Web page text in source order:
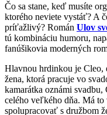
Čo sa stane, keď musíte
ktorého neviete vystáť? A
príťažlivý? Román Ulov
tú kombináciu humoru,
fanúšikovia moderných
Hlavnou hrdinkou je Cleo,
žena, ktorá pracuje vo
kamarátka oznámi
celého veľkého dňa. Má to
spolupracovať s družbom